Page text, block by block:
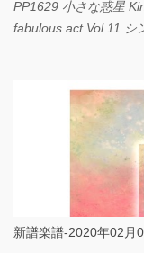
PP1629 小さな惑星
fabulous act Vol.11
新譜楽譜-2020年02月